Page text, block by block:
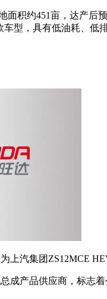
积约451亩，达产后
型，具有低油耗、低
上汽集团ZS12MCE
成产品供应商，标志